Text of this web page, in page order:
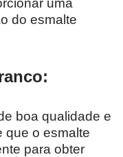
do esmalte
boa qualidade e
que o esmalte
para obter